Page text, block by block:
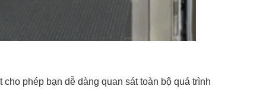
phép bạn dễ dàng quan sát toàn bộ quá trình